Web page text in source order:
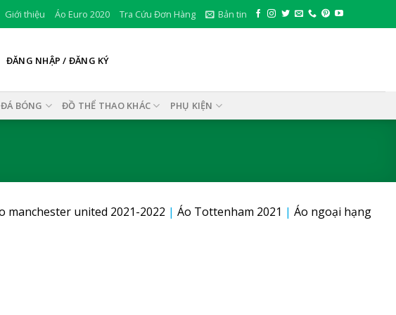
Giới thiệu Áo Euro 2020 Tra Cứu Đơn Hàng Bản tin
ĐĂNG NHẬP / ĐĂNG KÝ
BÓNG ĐỒ THỂ THAO KHÁC PHỤ KIỆN
manchester united 2021-2022 | Áo Tottenham 2021 | Áo ngoại hạng